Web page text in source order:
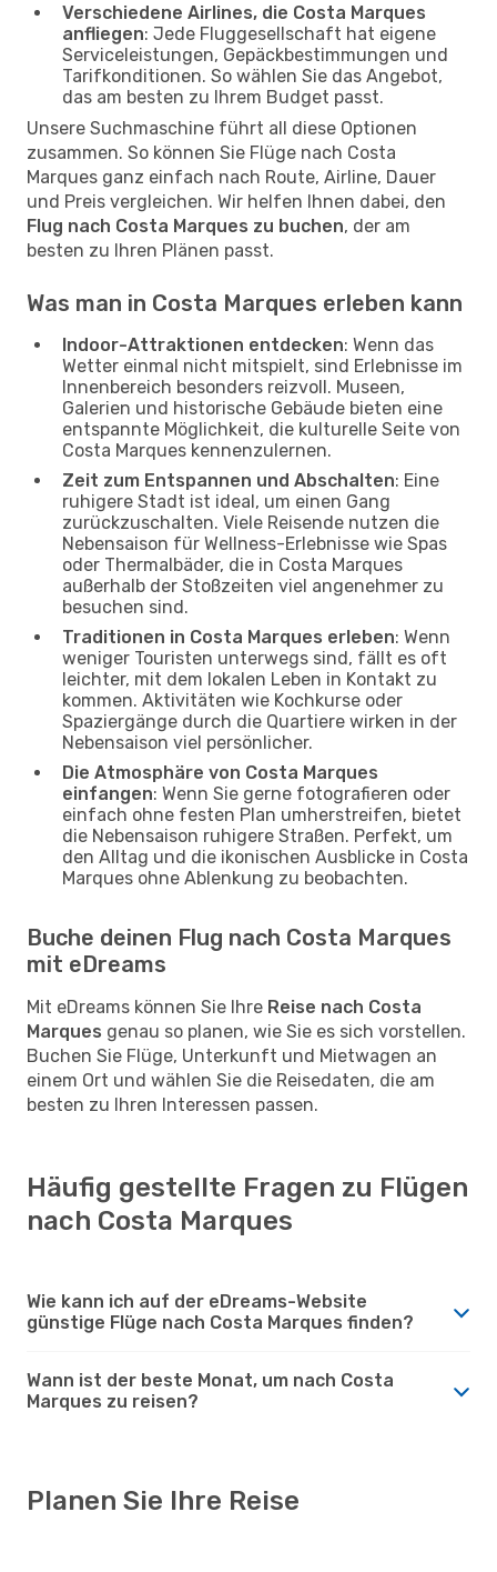
Verschiedene Airlines, die Costa Marques
anfliegen: Jede Fluggesellschaft hat eigene
Serviceleistungen, Gepäckbestimmungen und
Tarifkonditionen. So wählen Sie das Angebot,
das am besten zu Ihrem Budget passt.
Unsere Suchmaschine führt all diese Optionen
zusammen. So können Sie Flüge nach Costa
Marques ganz einfach nach Route, Airline, Dauer
und Preis vergleichen. Wir helfen Ihnen dabei, den
Flug nach Costa Marques zu buchen, der am
besten zu Ihren Plänen passt.
Was man in Costa Marques erleben kann
Indoor-Attraktionen entdecken: Wenn das
Wetter einmal nicht mitspielt, sind Erlebnisse im
Innenbereich besonders reizvoll. Museen,
Galerien und historische Gebäude bieten eine
entspannte Möglichkeit, die kulturelle Seite von
Costa Marques kennenzulernen.
Zeit zum Entspannen und Abschalten: Eine
ruhigere Stadt ist ideal, um einen Gang
zurückzuschalten. Viele Reisende nutzen die
Nebensaison für Wellness-Erlebnisse wie Spas
oder Thermalbäder, die in Costa Marques
außerhalb der Stoßzeiten viel angenehmer zu
besuchen sind.
Traditionen in Costa Marques erleben: Wenn
weniger Touristen unterwegs sind, fällt es oft
leichter, mit dem lokalen Leben in Kontakt zu
kommen. Aktivitäten wie Kochkurse oder
Spaziergänge durch die Quartiere wirken in der
Nebensaison viel persönlicher.
Die Atmosphäre von Costa Marques
einfangen: Wenn Sie gerne fotografieren oder
einfach ohne festen Plan umherstreifen, bietet
die Nebensaison ruhigere Straßen. Perfekt, um
den Alltag und die ikonischen Ausblicke in Costa
Marques ohne Ablenkung zu beobachten.
Buche deinen Flug nach Costa Marques
mit eDreams
Mit eDreams können Sie Ihre Reise nach Costa
Marques genau so planen, wie Sie es sich vorstellen.
Buchen Sie Flüge, Unterkunft und Mietwagen an
einem Ort und wählen Sie die Reisedaten, die am
besten zu Ihren Interessen passen.
Häufig gestellte Fragen zu Flügen
nach Costa Marques
Wie kann ich auf der eDreams-Website
günstige Flüge nach Costa Marques finden?
Wann ist der beste Monat, um nach Costa
Marques zu reisen?
Planen Sie Ihre Reise